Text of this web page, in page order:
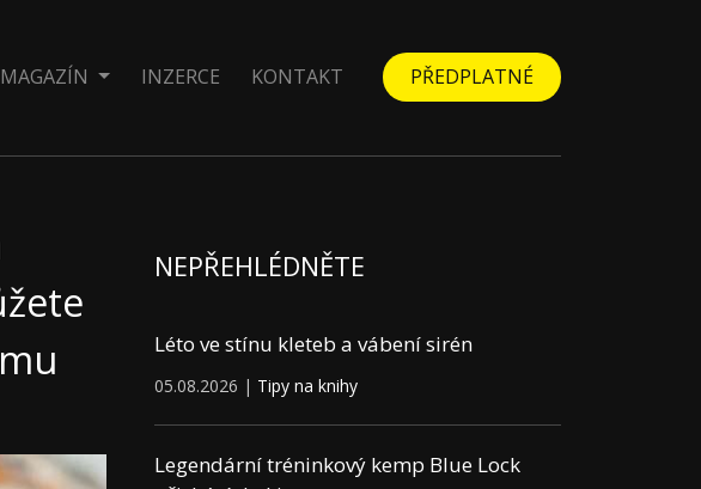
MAGAZÍN INZERCE KONTAKT PŘEDPLATNÉ
NEPŘEHLÉDNĚTE
Léto ve stínu kleteb a vábení sirén
05.08.2026 | Tipy na knihy
Legendární tréninkový kemp Blue Lock